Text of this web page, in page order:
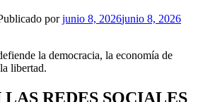
porjunio 8, 2026junio 8, 2026
la democracia, la economía de
libertad.
LAS REDES SOCIALES